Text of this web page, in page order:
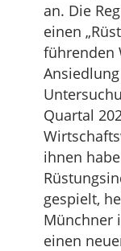
an. Die
einen
führenden
Quartal
ihnen
gespielt,
Münchner
einen